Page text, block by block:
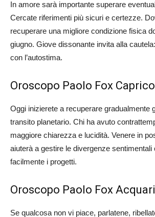
In amore sarà importante superare
Cercate riferimenti più sicuri e certezze.
recuperare una migliore condizione fisica
giugno. Giove dissonante invita alla
con l’autostima.
Oroscopo Paolo Fox
Oggi inizierete a recuperare gradualmente
transito planetario. Chi ha avuto
maggiore chiarezza e lucidità. Venere in
aiuterà a gestire le divergenze sentimentali
facilmente i progetti.
Oroscopo Paolo Fox
Se qualcosa non vi piace, parlatene,